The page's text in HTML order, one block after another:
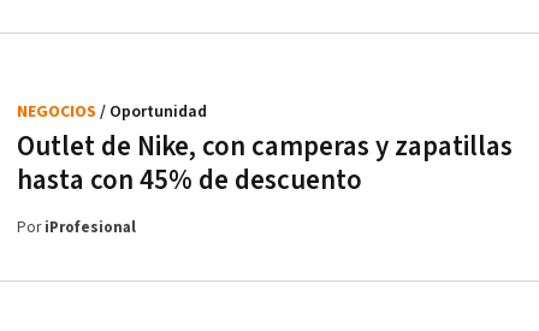
Outlet de Nike, con camperas y zapatillas
hasta con 45% de descuento
NEGOCIOS / Oportunidad
PoriProfesional